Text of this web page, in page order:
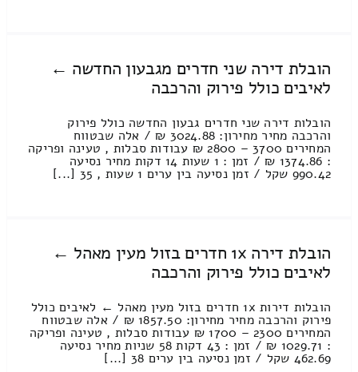
הובלת דירה שני חדרים מגבעון החדשה ←
לאיבים כולל פירוק והרכבה
הובלות דירה שני חדרים גבעון החדשה כולל פירוק
והרכבה מחיר מחירון: 3024.88 ₪ / אלה שבטווח
המחירים 3700 – 2800 ₪ עבודות סבלות , טעינה ופריקה
: 1374.86 ₪ / זמן : 1 שעות 14 דקות מחיר נסיעה
990.42 שקל / זמן נסיעה בין ערים 1 שעות , 35 [...]
הובלת דירה 1x חדרים בזול מעין מאהל ←
לאיבים כולל פירוק והרכבה
הובלות דירות 1x חדרים בזול מעין מאהל ← לאיבים כולל
פירוק והרכבה מחיר מחירון: 1857.50 ₪ / אלה שבטווח
המחירים 2300 – 1700 ₪ עבודות סבלות , טעינה ופריקה
: 1029.71 ₪ / זמן : 43 דקות 58 שניות מחיר נסיעה
462.69 שקל / זמן נסיעה בין ערים 38 [...]